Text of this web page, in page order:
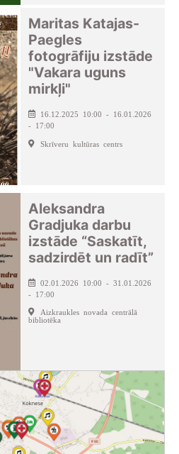
Maritas Katajas-
Paegles
fotogrāfiju izstāde
"Vakara uguns
mirkļi"
16.12.2025 10:00 - 16.01.2026
- 17:00
Skrīveru kultūras centrs
Aleksandra
Gradjuka darbu
izstāde “Saskatīt,
sadzirdēt un radīt”
02.01.2026 10:00 - 31.01.2026
- 17:00
Aizkraukles novada centrālā
bibliotēka